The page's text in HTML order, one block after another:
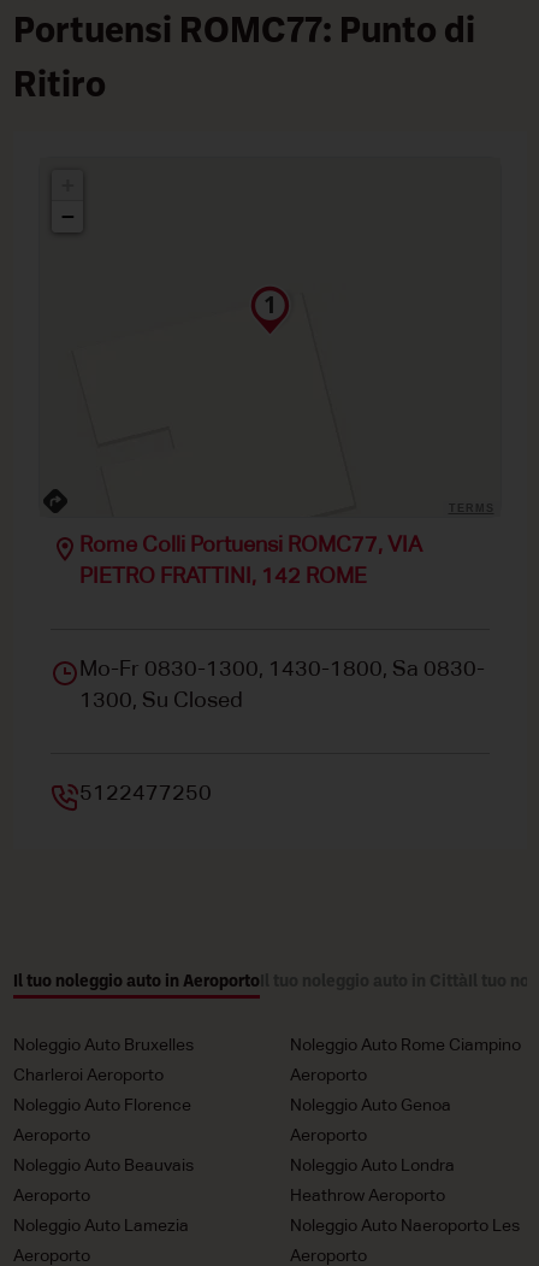
Portuensi ROMC77: Punto di
Ritiro
−
Rome Colli Portuensi ROMC77, VIA
PIETRO FRATTINI, 142 ROME
Mo-Fr 0830-1300, 1430-1800, Sa 0830-
1300, Su Closed
5122477250
Il tuo noleggio auto in Aeroporto
Noleggio Auto Bruxelles
Charleroi Aeroporto
Noleggio Auto Rome Ciampino
Aeroporto
Noleggio Auto Florence
Aeroporto
Noleggio Auto Genoa
Aeroporto
Noleggio Auto Beauvais
Aeroporto
Noleggio Auto Londra
Heathrow Aeroporto
Noleggio Auto Lamezia
Aeroporto
Noleggio Auto Naeroporto Les
Aeroporto